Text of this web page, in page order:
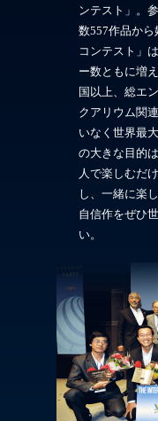
ンテスト」。
数557作品から
コンテスト」
ー数ともに増
国以上、総エ
クアリウム関
いなく世界最
の大きな目的
人で楽しむだ
し、一緒に楽
自信作をぜひ
い。